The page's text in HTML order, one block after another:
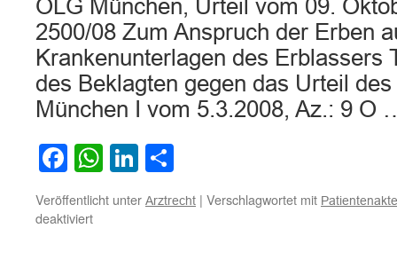
OLG München, Urteil vom 09.
2500/08 Zum Anspruch der Erben
Krankenunterlagen des Erblassers
des Beklagten gegen das Urteil
München I vom 5.3.2008, Az.: 9
Facebook
WhatsApp
LinkedIn
Veröffentlicht unter Arztrecht | Verschlagwortet mit
deaktiviertfür